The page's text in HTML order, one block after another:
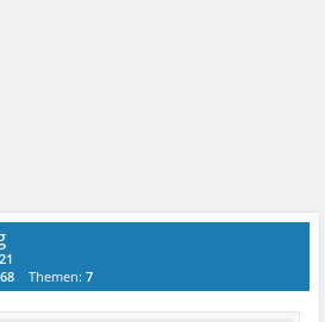
68 Themen:7